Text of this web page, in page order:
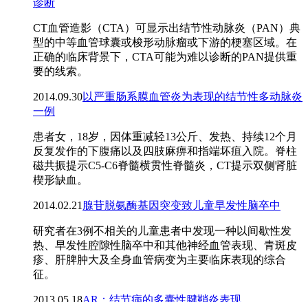
诊断
CT血管造影（CTA）可显示出结节性动脉炎（PAN）典
型的中等血管球囊或梭形动脉瘤或下游的梗塞区域。在
正确的临床背景下，CTA可能为难以诊断的PAN提供重
要的线索。
2014.09.30以严重肠系膜血管炎为表现的结节性多动脉炎
一例
患者女，18岁，因体重减轻13公斤、发热、持续12个月
反复发作的下腹痛以及四肢麻痹和指端坏疽入院。脊柱
磁共振提示C5-C6脊髓横贯性脊髓炎，CT提示双侧肾脏
楔形缺血。
2014.02.21腺苷脱氨酶基因突变致儿童早发性脑卒中
研究者在3例不相关的儿童患者中发现一种以间歇性发
热、早发性腔隙性脑卒中和其他神经血管表现、青斑皮
疹、肝脾肿大及全身血管病变为主要临床表现的综合
征。